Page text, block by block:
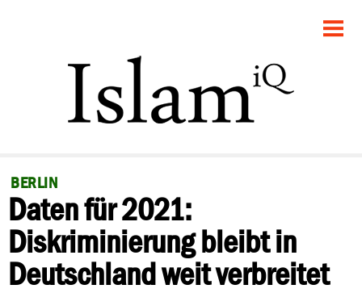
POLITIK
GESELLSCHAFT
RECHT
FEUILLETON
DEBATTE
BERLIN
Daten für 2021:
Diskriminierung bleibt in
Deutschland weit verbreitet